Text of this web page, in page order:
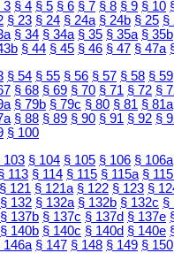
3 § 4 § 5 § 6 § 7 § 8 § 9 § 10
§ 23 § 24 § 24a § 24b § 25 §
§ 34 § 34a § 35 § 35a § 35b
§ 44 § 45 § 46 § 47 § 47a
§ 54 § 55 § 56 § 57 § 58 § 59
§ 68 § 69 § 70 § 71 § 72 §
§ 79b § 79c § 80 § 81 § 81a
§ 88 § 89 § 90 § 91 § 92 §
§ 100
103 § 104 § 105 § 106 § 106a
113 § 114 § 115 § 115a §
§ 121 § 121a § 122 § 123 §
§ 132 § 132a § 132b § 132c §
§ 137b § 137c § 137d § 137e
§ 140b § 140c § 140d § 140e
146a § 147 § 148 § 149 § 150